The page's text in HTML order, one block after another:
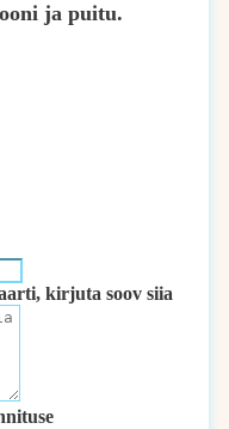
ja puitu.
kirjuta soov siia